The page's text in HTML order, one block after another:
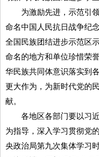
为激励先进，示范引
命名中国人民抗日战争纪
全国民族团结进步示范区
命名的地方和单位珍惜荣
华民族共同体意识落实到
更大作为，为新时代党的
献。
各地区各部门要以习
为指导，深入学习贯彻党
央政治局第九次集体学习